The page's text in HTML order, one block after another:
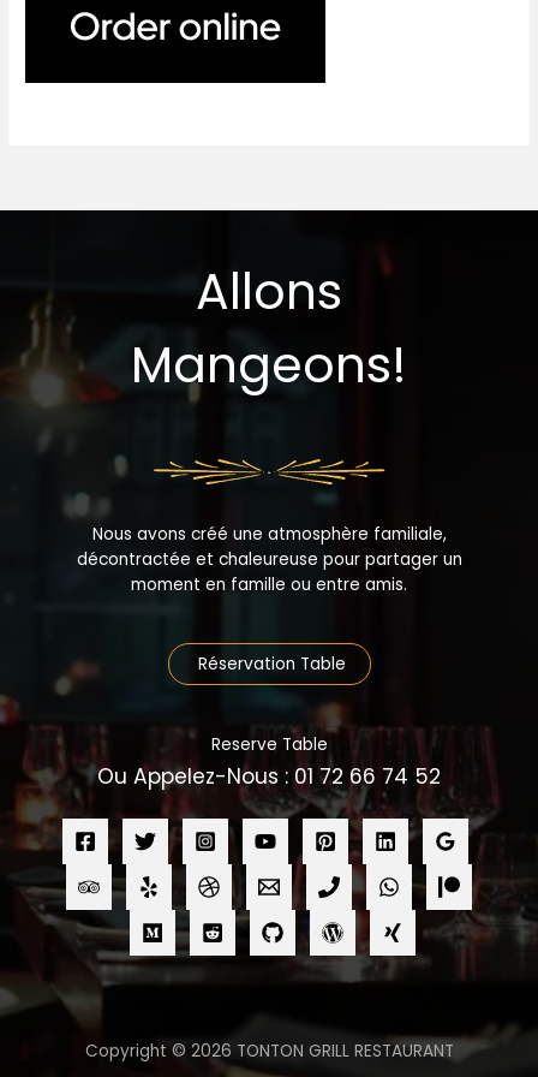
Allons
Mangeons!
Nous avons créé une atmosphère familiale,
décontractée et chaleureuse pour partager un
moment en famille ou entre amis.
Réservation Table
Reserve Table
Ou Appelez-Nous : 01 72 66 74 52
Copyright © 2026 TONTON GRILL RESTAURANT